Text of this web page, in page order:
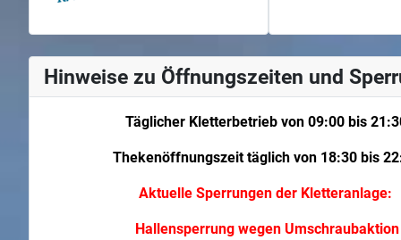
Hinweise zu Öffnungszeiten und
Täglicher Kletterbetrieb von 09:00 bis
Thekenöffnungszeit täglich von 18:30 bis
Aktuelle Sperrungen der Kletteranlage:
Hallensperrung wegen